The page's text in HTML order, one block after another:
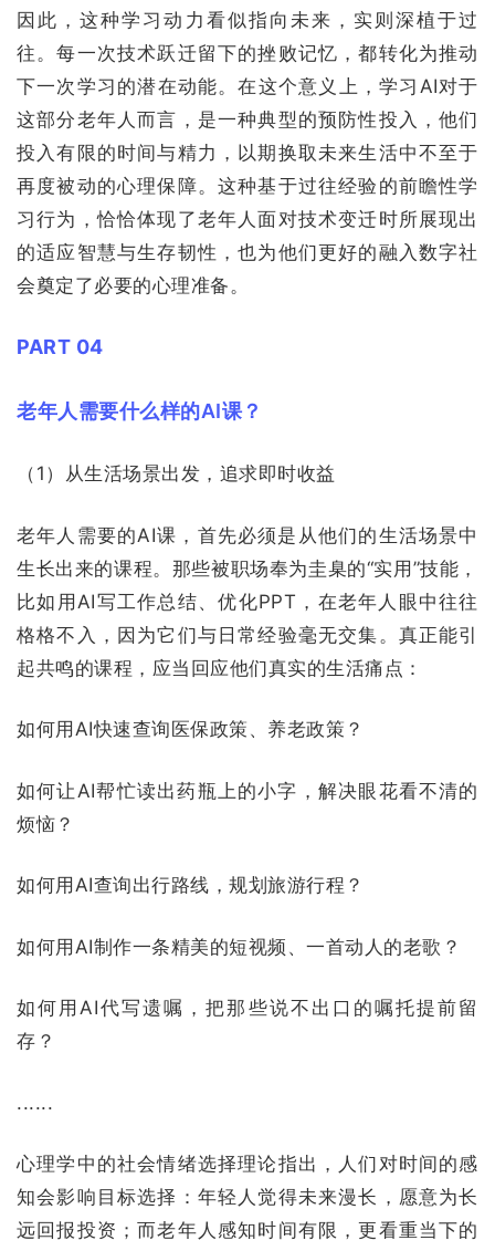
因此，这种学习动力看似指向未来，实则深植于过
往。每一次技术跃迁留下的挫败记忆，都转化为推动
下一次学习的潜在动能。在这个意义上，学习AI对于
这部分老年人而言，是一种典型的预防性投入，他们
投入有限的时间与精力，以期换取未来生活中不至于
再度被动的心理保障。这种基于过往经验的前瞻性学
习行为，恰恰体现了老年人面对技术变迁时所展现出
的适应智慧与生存韧性，也为他们更好的融入数字社
会奠定了必要的心理准备。
PART 04
老年人需要什么样的AI课？
（1）从生活场景出发，追求即时收益
老年人需要的AI课，首先必须是从他们的生活场景中
生长出来的课程。那些被职场奉为圭臬的“实用”技能，
比如用AI写工作总结、优化PPT，在老年人眼中往往
格格不入，因为它们与日常经验毫无交集。真正能引
起共鸣的课程，应当回应他们真实的生活痛点：
如何用AI快速查询医保政策、养老政策？
如何让AI帮忙读出药瓶上的小字，解决眼花看不清的
烦恼？
如何用AI查询出行路线，规划旅游行程？
如何用AI制作一条精美的短视频、一首动人的老歌？
如何用AI代写遗嘱，把那些说不出口的嘱托提前留
存？
......
心理学中的社会情绪选择理论指出，人们对时间的感
知会影响目标选择：年轻人觉得未来漫长，愿意为长
远回报投资； 而老年人感知时间有限，更看重当下的